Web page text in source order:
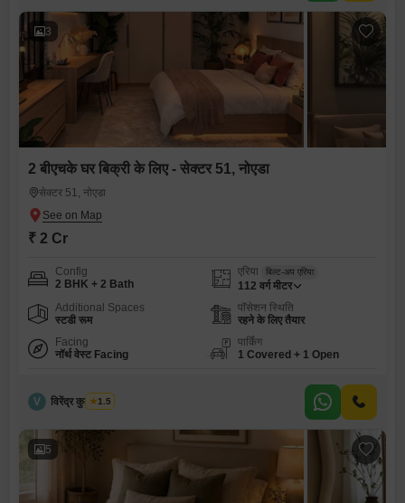
3
2 बीएचके घर बिक्री के लिए - सेक्टर 51, नोएडा
सेक्टर 51, नोएडा
₹ 2 Cr
Config
2 BHK + 2 Bath
एरिया बिल्ट-अप एरिया
112 वर्ग मीटर
Additional Spaces
स्टडी रूम
पॉसेशन स्थिति
रहने के लिए तैयार
Facing
नॉर्थ वेस्ट Facing
पार्किंग
1 Covered + 1 Open
V विरेंद्र कुमार शर्मा
1.5
5